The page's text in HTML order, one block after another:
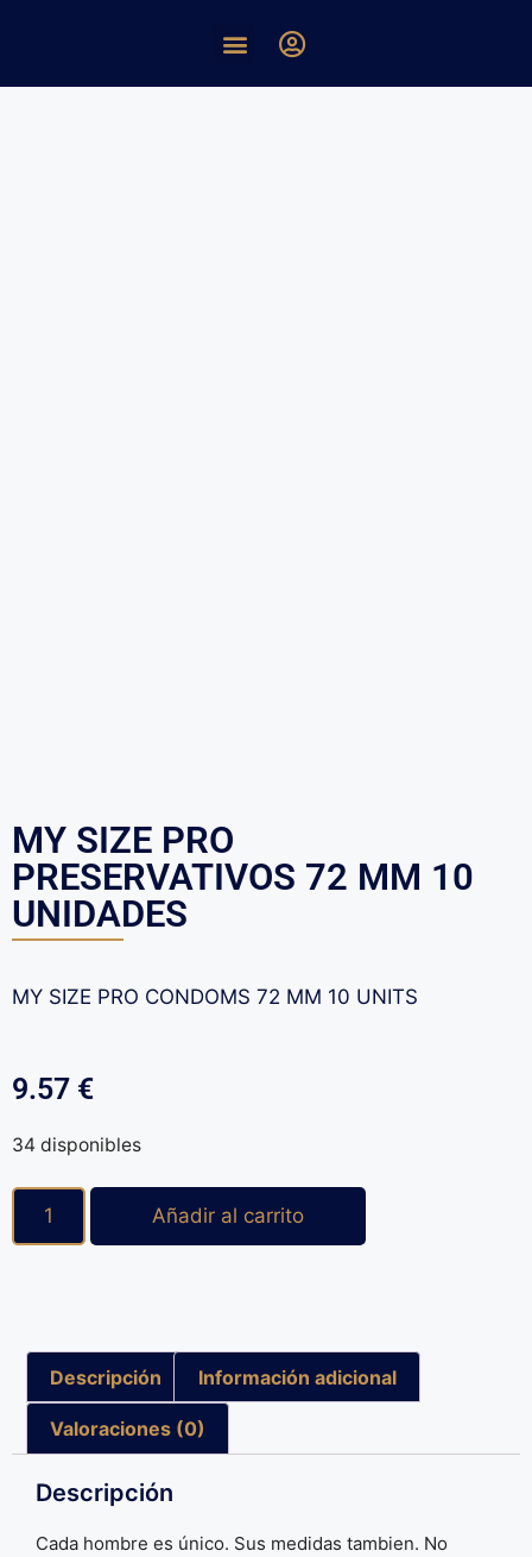
MY SIZE PRO
PRESERVATIVOS 72 MM 10
UNIDADES
MY SIZE PRO CONDOMS 72 MM 10 UNITS
9.57 €
34 disponibles
Añadir al carrito
Descripción Información adicional
Valoraciones (0)
Descripción
Cada hombre es único. Sus medidas tambien. No